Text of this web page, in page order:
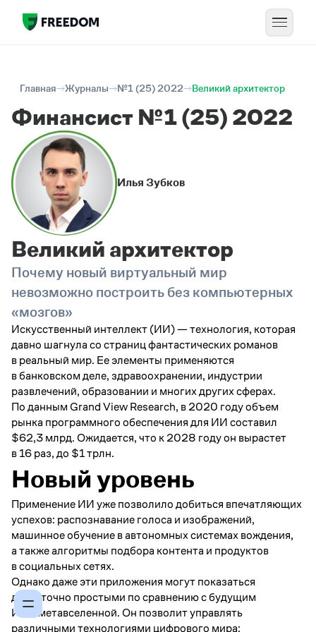
Главная Журналы №1 (25) 2022 Великий архитектор
Финансист №1 (25) 2022
Илья Зубков
Великий архитектор
Почему новый виртуальный мир
невозможно построить без компьютерных
«мозгов»
Искусственный интеллект (ИИ) — технология, которая
давно шагнула со страниц фантастических романов
в реальный мир. Ее элементы применяются
в банковском деле, здравоохранении, индустрии
развлечений, образовании и многих других сферах.
По данным Grand View Research, в 2020 году объем
рынка программного обеспечения для ИИ составил
$62,3 млрд. Ожидается, что к 2028 году он вырастет
в 16 раз, до $1 трлн.
Новый уровень
Применение ИИ уже позволило добиться впечатляющих
успехов: распознавание голоса и изображений,
машинное обучение в автономных системах вождения,
а также алгоритмы подбора контента и продуктов
в социальных сетях.
Однако даже эти приложения могут показаться
достаточно простыми по сравнению с будущим
ИИ в метавселенной. Он позволит управлять
различными технологиями цифрового мира: